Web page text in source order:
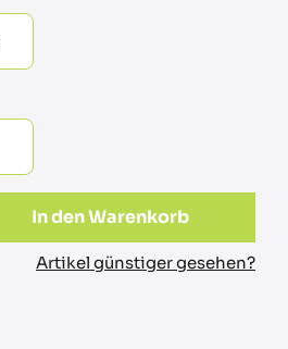
In den Warenkorb
Artikel günstiger gesehen?